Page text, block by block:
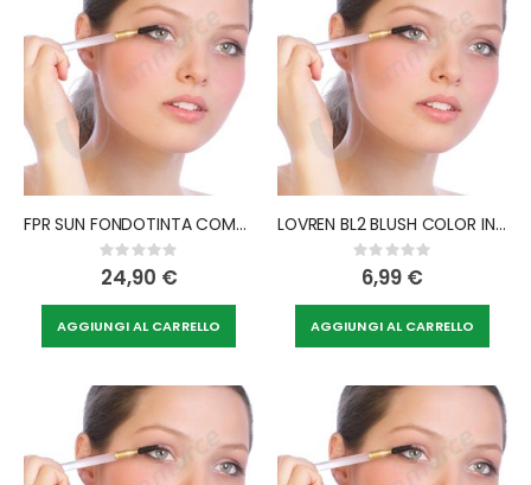
FPR SUN FONDOTINTA COMPATTO SPF50+ BEIGE
Rating:
0%
24,90 €
AGGIUNGI AL CARRELLO
LOVREN BL2 BLUSH COLOR INTENSE 4,2 G
Rating:
0%
6,99 €
AGGIUNGI AL CARRELLO